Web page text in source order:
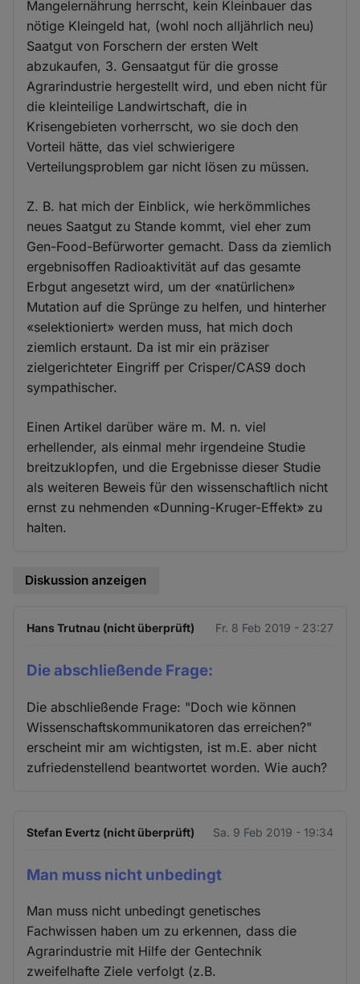
Mangelernährung herrscht, kein Kleinbauer das
nötige Kleingeld hat, (wohl noch alljährlich neu)
Saatgut von Forschern der ersten Welt
abzukaufen, 3. Gensaatgut für die grosse
Agrarindustrie hergestellt wird, und eben nicht für
die kleinteilige Landwirtschaft, die in
Krisengebieten vorherrscht, wo sie doch den
Vorteil hätte, das viel schwierigere
Verteilungsproblem gar nicht lösen zu müssen.
Z. B. hat mich der Einblick, wie herkömmliches
neues Saatgut zu Stande kommt, viel eher zum
Gen-Food-Befürworter gemacht. Dass da ziemlich
ergebnisoffen Radioaktivität auf das gesamte
Erbgut angesetzt wird, um der «natürlichen»
Mutation auf die Sprünge zu helfen, und hinterher
«selektioniert» werden muss, hat mich doch
ziemlich erstaunt. Da ist mir ein präziser
zielgerichteter Eingriff per Crisper/CAS9 doch
sympathischer.
Einen Artikel darüber wäre m. M. n. viel
erhellender, als einmal mehr irgendeine Studie
breitzuklopfen, und die Ergebnisse dieser Studie
als weiteren Beweis für den wissenschaftlich nicht
ernst zu nehmenden «Dunning-Kruger-Effekt» zu
halten.
Diskussion anzeigen
Hans Trutnau (nicht überprüft) Fr. 8 Feb 2019 - 23:27
Die abschließende Frage:
Die abschließende Frage: "Doch wie können
Wissenschaftskommunikatoren das erreichen?"
erscheint mir am wichtigsten, ist m.E. aber nicht
zufriedenstellend beantwortet worden. Wie auch?
Stefan Evertz (nicht überprüft) Sa. 9 Feb 2019 - 19:34
Man muss nicht unbedingt
Man muss nicht unbedingt genetisches
Fachwissen haben um zu erkennen, dass die
Agrarindustrie mit Hilfe der Gentechnik
zweifelhafte Ziele verfolgt (z.B.